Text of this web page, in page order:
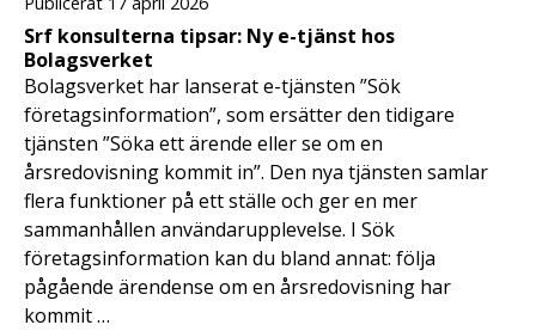
Srf konsulterna tipsar: Ny e-tjänst hos
Bolagsverket
Bolagsverket har lanserat e-tjänsten ”Sök
företagsinformation”, som ersätter den tidigare
tjänsten ”Söka ett ärende eller se om en
årsredovisning kommit in”. Den nya tjänsten samlar
flera funktioner på ett ställe och ger en mer
sammanhållen användarupplevelse. I Sök
företagsinformation kan du bland annat: följa
pågående ärendense om en årsredovisning har
kommit …